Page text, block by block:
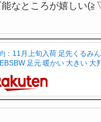
能なところが嬉しい
：11月上旬入荷 足先くるみ
足元 暖かい 大きい 大